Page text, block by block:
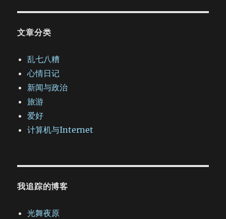
文章分类
乱七八糟
心情日记
新闻与政治
旅游
爱好
计算机与Internet
我追踪的博客
光舞夜原